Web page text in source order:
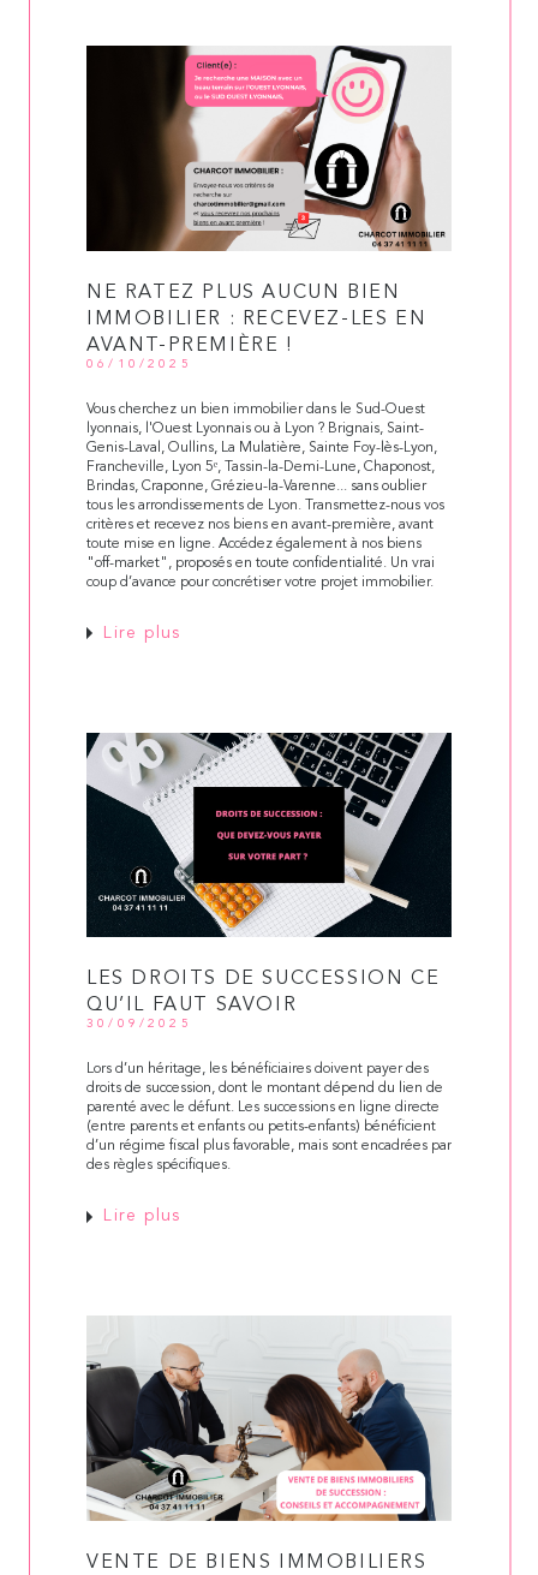
NE RATEZ PLUS AUCUN BIEN
IMMOBILIER : RECEVEZ-LES EN
AVANT-PREMIÈRE !
06/10/2025
Vous cherchez un bien immobilier dans le Sud-Ouest
lyonnais, l'Ouest Lyonnais ou à Lyon ? Brignais, Saint-
Genis-Laval, Oullins, La Mulatière, Sainte Foy-lès-Lyon,
Francheville, Lyon 5ᵉ, Tassin-la-Demi-Lune, Chaponost,
Brindas, Craponne, Grézieu-la-Varenne... sans oublier
tous les arrondissements de Lyon. Transmettez-nous vos
critères et recevez nos biens en avant-première, avant
toute mise en ligne. Accédez également à nos biens
"off-market", proposés en toute confidentialité. Un vrai
coup d’avance pour concrétiser votre projet immobilier.
Lire plus
LES DROITS DE SUCCESSION CE
QU’IL FAUT SAVOIR
30/09/2025
Lors d’un héritage, les bénéficiaires doivent payer des
droits de succession, dont le montant dépend du lien de
parenté avec le défunt. Les successions en ligne directe
(entre parents et enfants ou petits-enfants) bénéficient
d’un régime fiscal plus favorable, mais sont encadrées par
des règles spécifiques.
Lire plus
VENTE DE BIENS IMMOBILIERS